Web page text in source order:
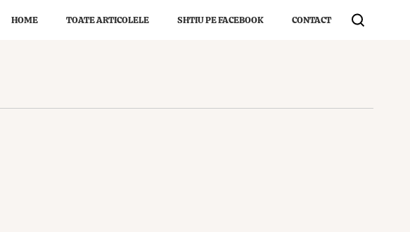
HOME TOATE ARTICOLELE SHTIU PE FACEBOOK CONTACT